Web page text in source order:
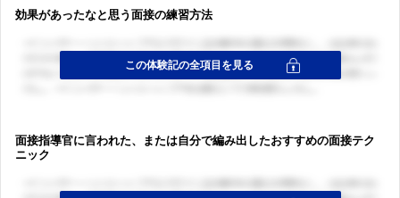
効果があったなと思う面接の練習方法
面接指導官に言われた、または自分で編み出したおすすめの面接テク
ニック